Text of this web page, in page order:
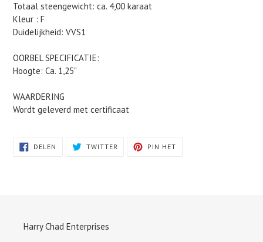
Totaal steengewicht: ca. 4,00 karaat
Kleur : F
Duidelijkheid: VVS1
OORBEL SPECIFICATIE:
Hoogte: Ca. 1,25"
WAARDERING
Wordt geleverd met certificaat
DELEN DELEN
TWITTER TWITTEREN
OP
PIN HET
Harry Chad Enterprises